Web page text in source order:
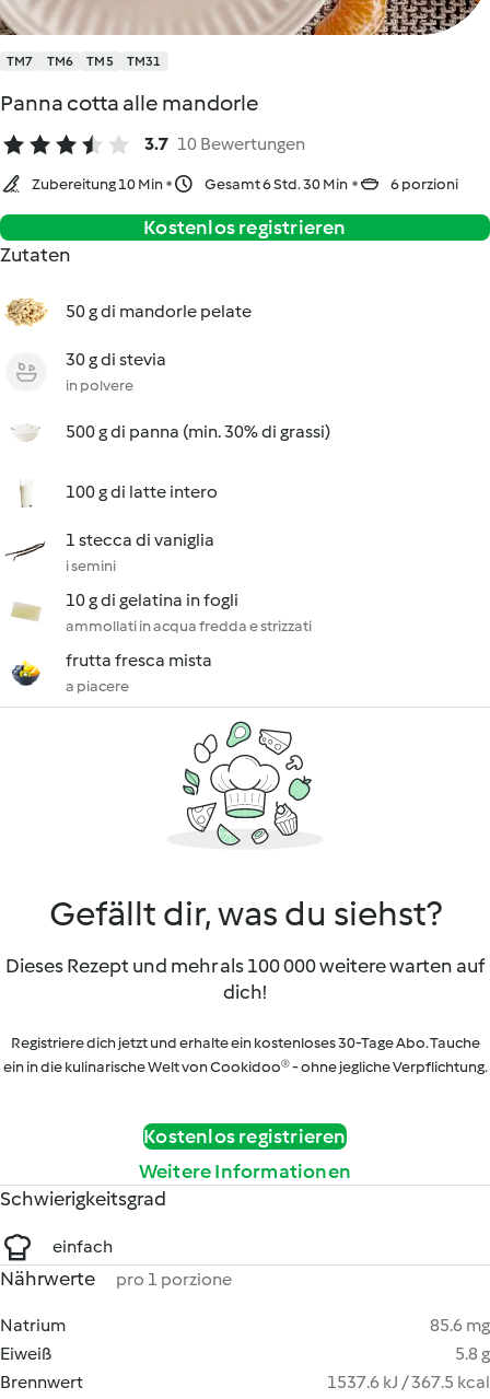
TM7 TM6 TM5 TM31
Panna cotta alle mandorle
3.7 10 Bewertungen
Zubereitung 10 Min Gesamt 6 Std. 30 Min 6 porzioni
Kostenlos registrieren
Zutaten
50 g di mandorle pelate
30 g di stevia
in polvere
500 g di panna (min. 30% di grassi)
100 g di latte intero
1 stecca di vaniglia
i semini
10 g di gelatina in fogli
ammollati in acqua fredda e strizzati
frutta fresca mista
a piacere
Gefällt dir, was du siehst?
Dieses Rezept und mehr als 100 000 weitere warten auf
dich!
Registriere dich jetzt und erhalte ein kostenloses 30-Tage Abo. Tauche
ein in die kulinarische Welt von Cookidoo® - ohne jegliche Verpflichtung.
Kostenlos registrieren
Weitere Informationen
Schwierigkeitsgrad
einfach
Nährwerte pro 1 porzione
Natrium
85.6 mg
Eiweiß
5.8 g
Brennwert
1537.6 kJ / 367.5 kcal